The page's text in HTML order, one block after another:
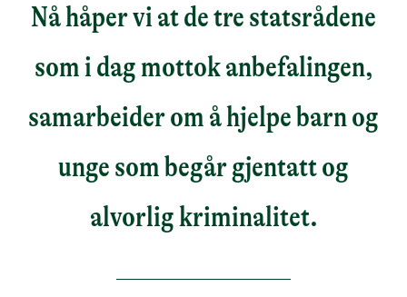
Nå håper vi at de tre statsrådene
som i dag mottok anbefalingen,
samarbeider om å hjelpe barn og
unge som begår gjentatt og
alvorlig kriminalitet.